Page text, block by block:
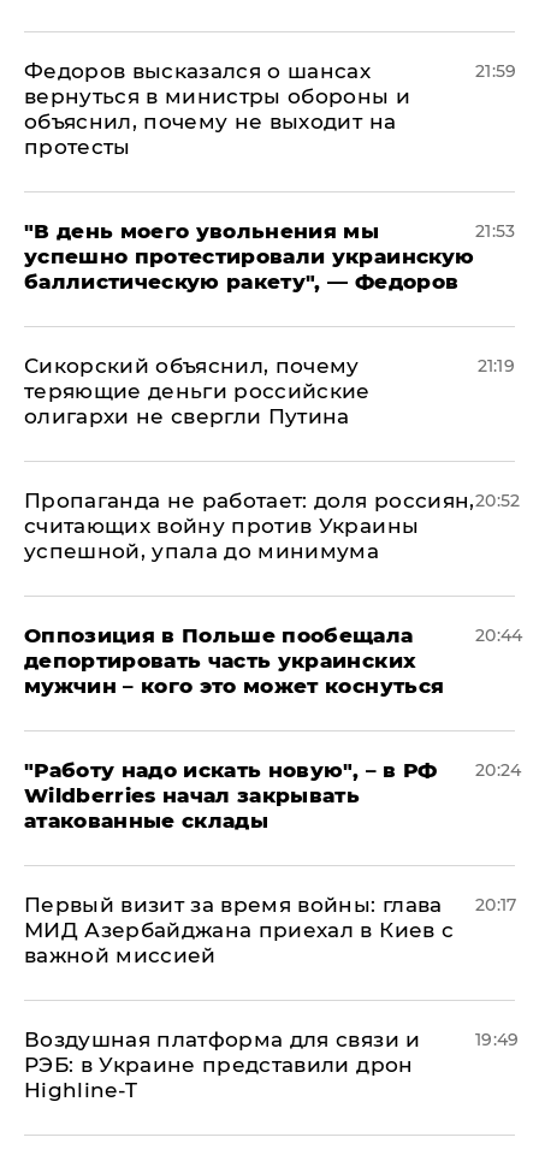
Федоров высказался о шансах
вернуться в министры обороны и
объяснил, почему не выходит на
протесты
21:59
​"В день моего увольнения мы
успешно протестировали украинскую
баллистическую ракету", — Федоров
21:53
Сикорский объяснил, почему
теряющие деньги российские
олигархи не свергли Путина
21:19
​Пропаганда не работает: доля россиян,
считающих войну против Украины
успешной, упала до минимума
20:52
Оппозиция в Польше пообещала
депортировать часть украинских
мужчин – кого это может коснуться
20:44
"Работу надо искать новую", – в РФ
Wildberries начал закрывать
атакованные склады
20:24
Первый визит за время войны: глава
МИД Азербайджана приехал в Киев с
важной миссией
20:17
Воздушная платформа для связи и
РЭБ: в Украине представили дрон
Highline-T
19:49